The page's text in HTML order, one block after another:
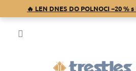
🔥 LEN DNES DO POLNOCI −20 %